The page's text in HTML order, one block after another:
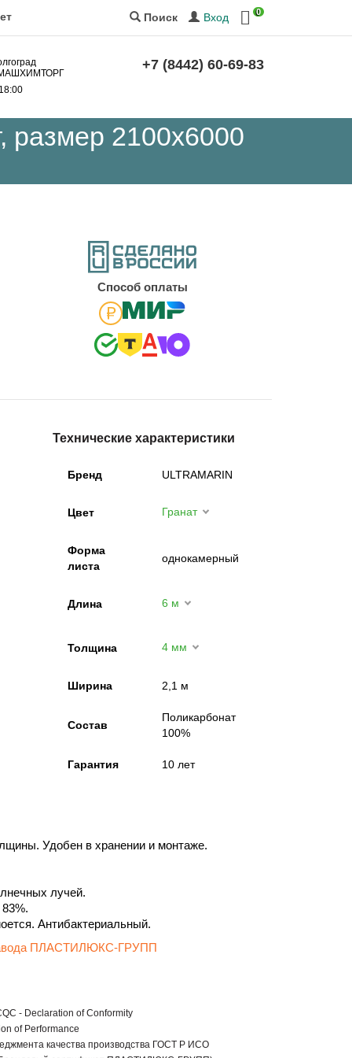
Поиск Вход 0
МАШХИМТОРГ
+7 (8442) 60-69-83
размер 2100x6000
Cпособ оплаты
Технические характеристики
Бренд ULTRAMARIN
Цвет Гранат
Форма
листа
однокамерный
Длина 6 м
Толщина 4 мм
Ширина 2,1 м
Состав
Поликарбонат
100%
Гарантия 10 лет
Удобен в хранении и монтаже.
лучей.
Антибактериальный.
ПЛАСТИЛЮКС-ГРУПП
- Declaration of Conformity
of Performance
качества производства ГОСТ Р ИСО